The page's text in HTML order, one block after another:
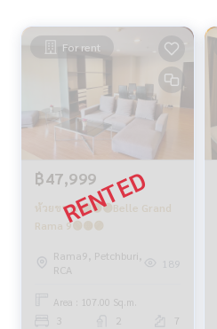
For rent
฿47,999
ห้วยขวาง 🟢🟡🟣Belle Grand
Rama 9🟢🟡🟣
Rama9, Petchburi,
RCA
189
Area : 107.00 Sq.m.
3 2 7